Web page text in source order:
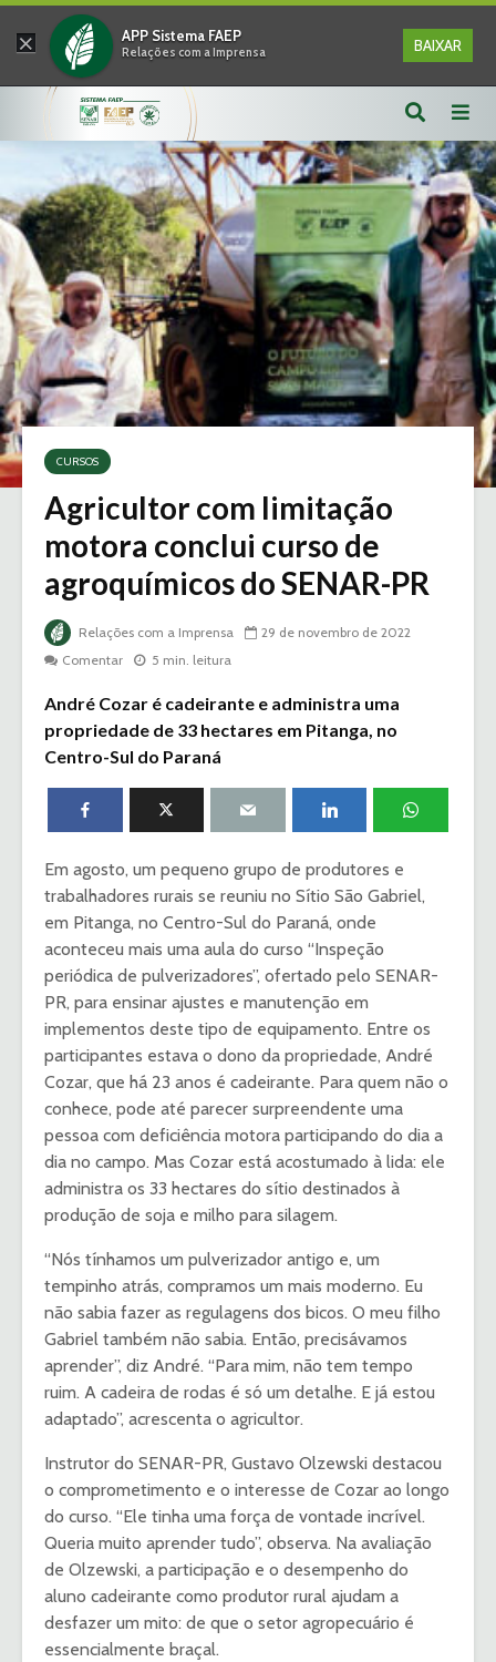
× APP Sistema FAEP
Relações com a Imprensa BAIXAR
CURSOS
Agricultor com limitação
motora conclui curso de
agroquímicos do SENAR-PR
Relações com a Imprensa
29 de novembro de 2022
Comentar
5 min. leitura
André Cozar é cadeirante e administra uma
propriedade de 33 hectares em Pitanga, no
Centro-Sul do Paraná
Em agosto, um pequeno grupo de produtores e
trabalhadores rurais se reuniu no Sítio São Gabriel,
em Pitanga, no Centro-Sul do Paraná, onde
aconteceu mais uma aula do curso “Inspeção
periódica de pulverizadores”, ofertado pelo SENAR-
PR, para ensinar ajustes e manutenção em
implementos deste tipo de equipamento. Entre os
participantes estava o dono da propriedade, André
Cozar, que há 23 anos é cadeirante. Para quem não o
conhece, pode até parecer surpreendente uma
pessoa com deficiência motora participando do dia a
dia no campo. Mas Cozar está acostumado à lida: ele
administra os 33 hectares do sítio destinados à
produção de soja e milho para silagem.
“Nós tínhamos um pulverizador antigo e, um
tempinho atrás, compramos um mais moderno. Eu
não sabia fazer as regulagens dos bicos. O meu filho
Gabriel também não sabia. Então, precisávamos
aprender”, diz André. “Para mim, não tem tempo
ruim. A cadeira de rodas é só um detalhe. E já estou
adaptado”, acrescenta o agricultor.
Instrutor do SENAR-PR, Gustavo Olzewski destacou
o comprometimento e o interesse de Cozar ao longo
do curso. “Ele tinha uma força de vontade incrível.
Queria muito aprender tudo”, observa. Na avaliação
de Olzewski, a participação e o desempenho do
aluno cadeirante como produtor rural ajudam a
desfazer um mito: de que o setor agropecuário é
essencialmente braçal.